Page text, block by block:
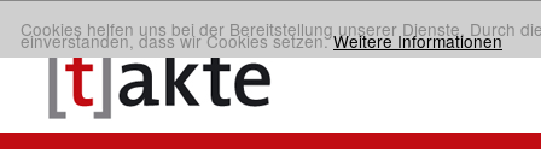
Cookies helfen uns bei der Bereitstellung unserer Dienste. Durch
einverstanden, dass wir Cookies setzen.Weitere Informationen